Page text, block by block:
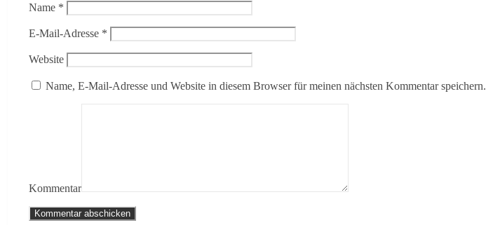
Name *
E-Mail-Adresse *
Website
Name, E-Mail-Adresse und Website in diesem Browser für meinen nächsten Kommentar speichern.
Kommentar